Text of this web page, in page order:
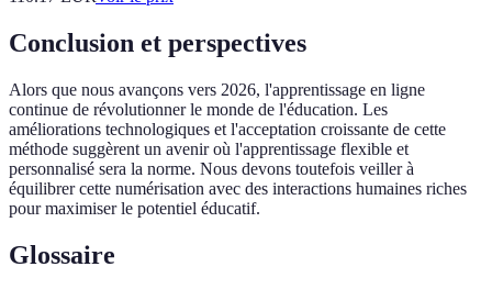
Conclusion et perspectives
Alors que nous avançons vers 2026, l'apprentissage en ligne
continue de révolutionner le monde de l'éducation. Les
améliorations technologiques et l'acceptation croissante de cette
méthode suggèrent un avenir où l'apprentissage flexible et
personnalisé sera la norme. Nous devons toutefois veiller à
équilibrer cette numérisation avec des interactions humaines riches
pour maximiser le potentiel éducatif.
Glossaire